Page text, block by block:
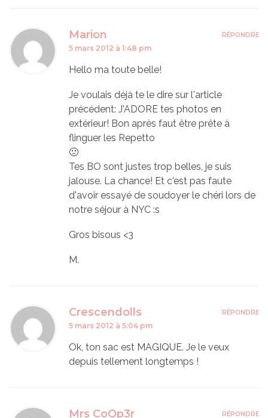
Marion
5 mars 2012 à 1:48 pm
Hello ma toute belle!
Je voulais déjà te le dire sur l'article
précédent: J'ADORE tes photos en
extérieur! Bon après faut être prête à
flinguer les Repetto
🙁
Tes BO sont justes trop belles, je suis
jalouse. La chance! Et c'est pas faute
d'avoir essayé de soudoyer le chéri lors de
notre séjour à NYC :s
Gros bisous <3
M.
RÉPONDRE
Crescendolls
5 mars 2012 à 5:04 pm
Ok, ton sac est MAGIQUE. Je le veux
depuis tellement longtemps !
RÉPONDRE
Mrs CoOp3r RÉPONDRE